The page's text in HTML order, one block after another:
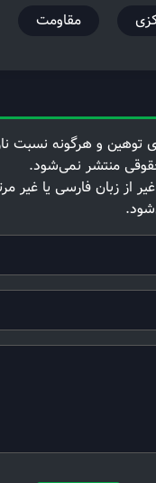
مقاومت
توهین و هرگونه نسبت
منتشر نمی‌شود.
از زبان فارسی یا غیر